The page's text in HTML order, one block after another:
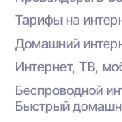
Тарифы на
Домашний
Интернет, ТВ,
Беспроводной
Быстрый